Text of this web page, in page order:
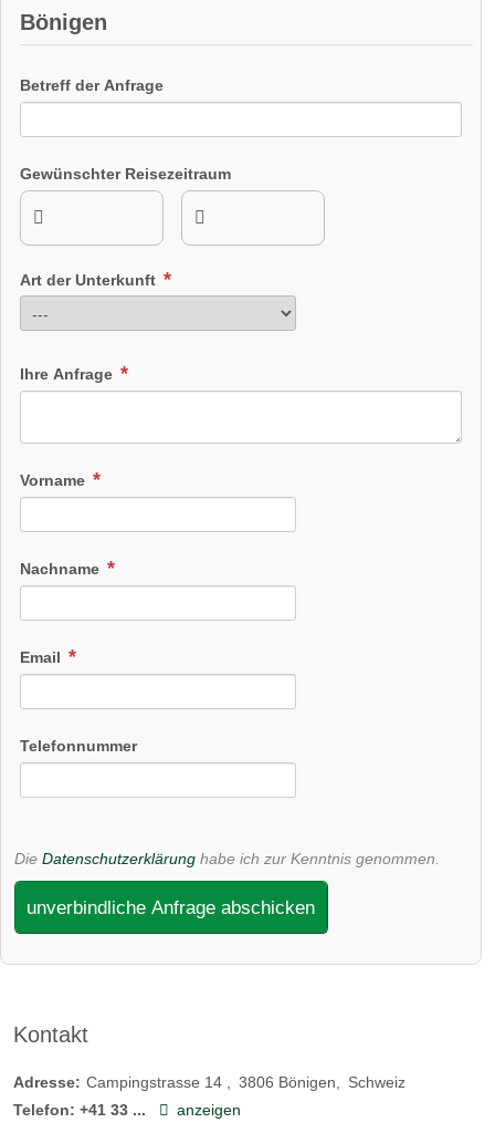
Bönigen
Betreff der Anfrage
Gewünschter Reisezeitraum
Art der Unterkunft
Ihre Anfrage
Vorname
Nachname
Email
Telefonnummer
Die Datenschutzerklärung habe ich zur Kenntnis genommen.
unverbindliche Anfrage abschicken
Kontakt
Adresse: Campingstrasse 14 3806 Bönigen
Schweiz
Telefon: +41 33 ...
anzeigen